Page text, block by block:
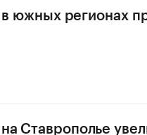
южных регионах
Ставрополье